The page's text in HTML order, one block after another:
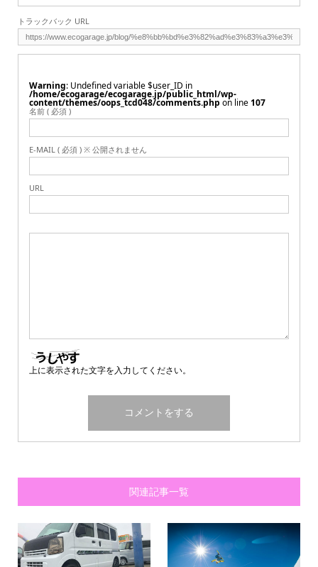
トラックバック URL
Warning : Undefined variable $user_ID in
/home/ecogarage/ecogarage.jp/public_html/wp-
content/themes/oops_tcd048/comments.php on line107
名前 ( 必須 )
E-MAIL ( 必須 ) ※ 公開されません
URL
上に表示された文字を入力してください。
関連記事一覧